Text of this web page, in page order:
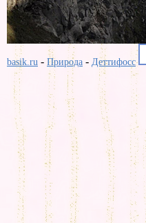
basik.ru - Природа - Деттифосс